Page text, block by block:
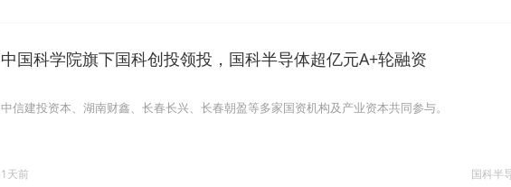
中国科学院旗下国科创投领投，国科半导体超亿元A+轮融资
中信建投资本、湖南财鑫、长春长兴、长春朝盈等多家国资机构及产业资本共同参与。
国科半
1天前